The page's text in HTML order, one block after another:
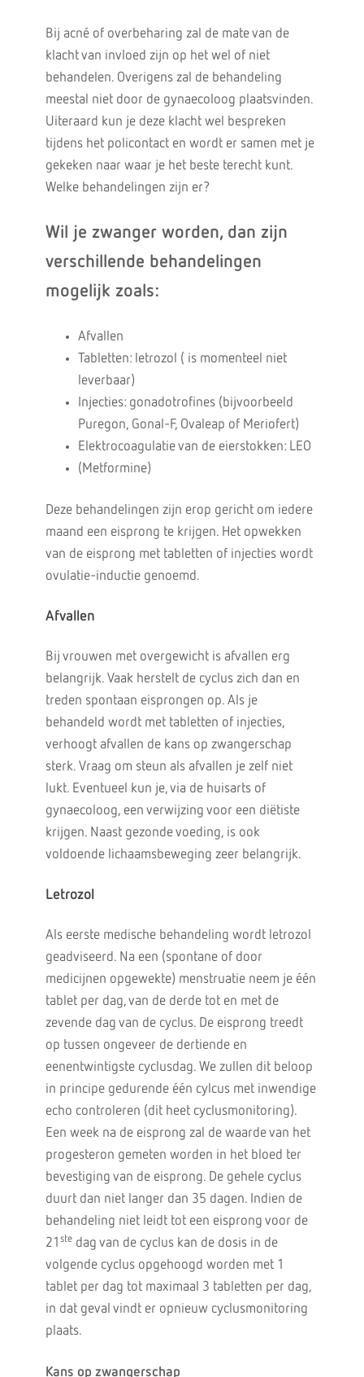
Bij acné of overbeharing zal de mate van de
klacht van invloed zijn op het wel of niet
behandelen. Overigens zal de behandeling
meestal niet door de gynaecoloog plaatsvinden.
Uiteraard kun je deze klacht wel bespreken
tijdens het policontact en wordt er samen met je
gekeken naar waar je het beste terecht kunt.
Welke behandelingen zijn er?
Wil je zwanger worden, dan zijn
verschillende behandelingen
mogelijk zoals:
Afvallen
Tabletten: letrozol ( is momenteel niet
leverbaar)
Injecties: gonadotrofines (bijvoorbeeld
Puregon, Gonal-F, Ovaleap of Meriofert)
Elektrocoagulatie van de eierstokken: LEO
(Metformine)
Deze behandelingen zijn erop gericht om iedere
maand een eisprong te krijgen. Het opwekken
van de eisprong met tabletten of injecties wordt
ovulatie-inductie genoemd.
Afvallen
Bij vrouwen met overgewicht is afvallen erg
belangrijk. Vaak herstelt de cyclus zich dan en
treden spontaan eisprongen op. Als je
behandeld wordt met tabletten of injecties,
verhoogt afvallen de kans op zwangerschap
sterk. Vraag om steun als afvallen je zelf niet
lukt. Eventueel kun je, via de huisarts of
gynaecoloog, een verwijzing voor een diëtiste
krijgen. Naast gezonde voeding, is ook
voldoende lichaamsbeweging zeer belangrijk.
Letrozol
Als eerste medische behandeling wordt letrozol
geadviseerd. Na een (spontane of door
medicijnen opgewekte) menstruatie neem je één
tablet per dag, van de derde tot en met de
zevende dag van de cyclus. De eisprong treedt
op tussen ongeveer de dertiende en
eenentwintigste cyclusdag. We zullen dit beloop
in principe gedurende één cylcus met inwendige
echo controleren (dit heet cyclusmonitoring).
Een week na de eisprong zal de waarde van het
progesteron gemeten worden in het bloed ter
bevestiging van de eisprong. De gehele cyclus
duurt dan niet langer dan 35 dagen. Indien de
behandeling niet leidt tot een eisprong voor de
21 stedag van de cyclus kan de dosis in de
volgende cyclus opgehoogd worden met 1
tablet per dag tot maximaal 3 tabletten per dag,
in dat geval vindt er opnieuw cyclusmonitoring
plaats.
Kans op zwangerschap